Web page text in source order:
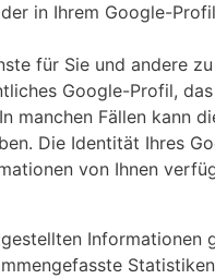
in Ihrem Google-
für Sie und andere
Google-Profil,
Fällen kann
Die Identität Ihres
von Ihnen
Informationen